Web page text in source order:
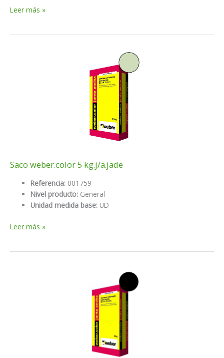
Saco
Leer más »
Saco weber.color 5 kg.j/a.jade
Referencia: 001759
Nivel producto: General
Unidad medida base: UD
Saco
Leer más »